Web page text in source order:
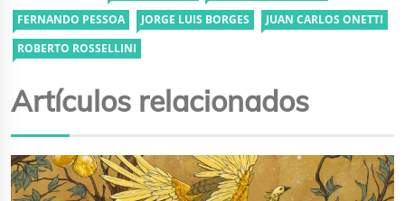
FERNANDO PESSOA
JORGE LUIS BORGES
JUAN CARLOS ONETTI
ROBERTO ROSSELLINI
Artículos relacionados